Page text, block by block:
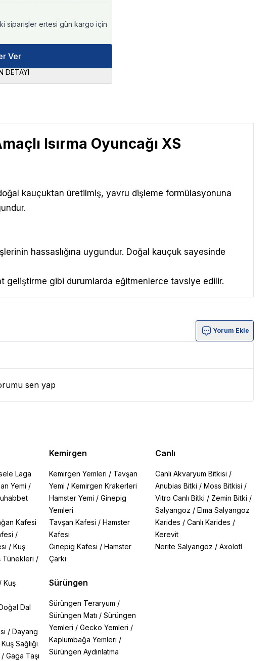
siparişler ertesi gün kargo için
Ver
DETAYI
Isırma Oyuncağı XS
kauçuktan üretilmiş, yavru dişleme formülasyonuna
hassaslığına uygundur. Doğal kauçuk sayesinde
geliştirme gibi durumlarda eğitmenlerce tavsiye edilir.
Yorum Ekle
sen yap
Laga
Yemi /
Kafesi
/
/ Kuş
Tünekleri /
/ Kuş
Dal
/ Dayang
Kuş Sağlığı
/ Gaga Taşı
Kemirgen
Kemirgen Yemleri / Tavşan
Yemi / Kemirgen Krakerleri
Hamster Yemi / Ginepig
Yemleri
Tavşan Kafesi / Hamster
Kafesi
Ginepig Kafesi / Hamster
Çarkı
Sürüngen
Sürüngen Teraryum /
Sürüngen Matı / Sürüngen
Yemleri / Gecko Yemleri /
Kaplumbağa Yemleri /
Sürüngen Aydınlatma
Canlı
Canlı Akvaryum Bitkisi /
Anubias Bitki /Moss Bitkisi /
Vitro Canlı Bitki / Zemin Bitki /
Salyangoz /Elma Salyangoz
Karides /Canlı Karides /
Kerevit
Nerite Salyangoz /Axolotl